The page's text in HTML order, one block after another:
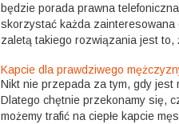
będzie porada prawna
skorzystać każda zainteresowana
zaletą takiego rozwiązania jest to,
Kapcie dla prawdziwego
Nikt nie przepada za tym, gdy jest
Dlatego chętnie przekonamy się,
możemy trafić na ciepłe kapcie